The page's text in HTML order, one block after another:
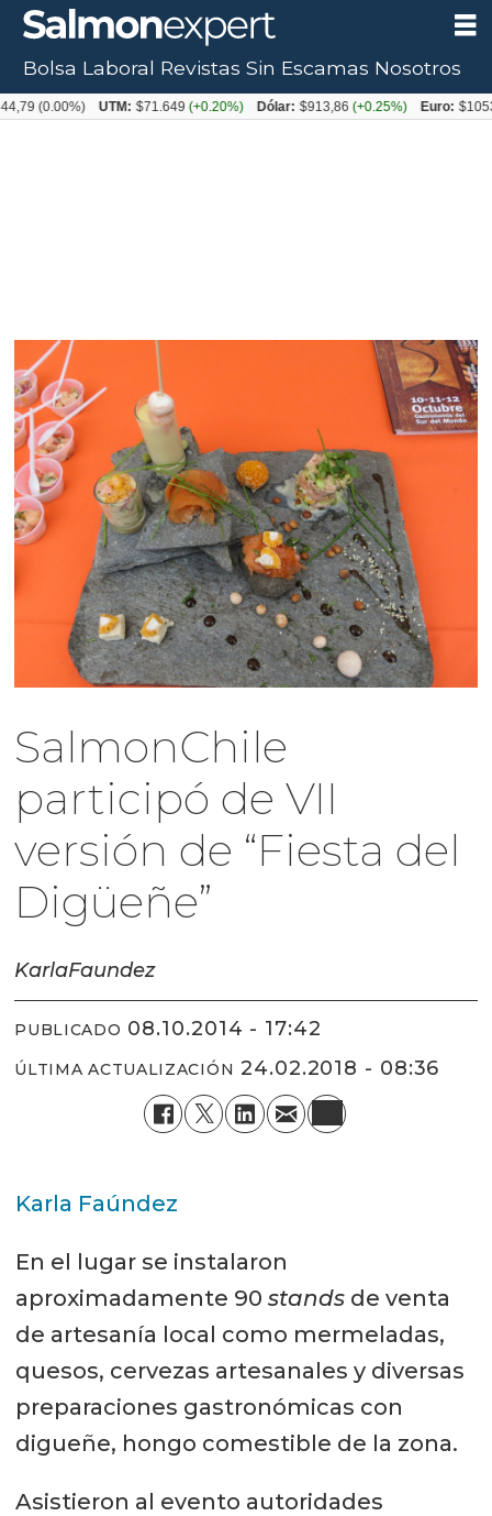
SalmonChile
participó de VII
versión de “Fiesta del
Digüeñe”
KarlaFaundez
PUBLICADO 08.10.2014 - 17:42
ÚLTIMA ACTUALIZACIÓN 24.02.2018 - 08:36
Karla Faúndez
En el lugar se instalaron
aproximadamente 90 standsde venta
de artesanía local como mermeladas,
quesos, cervezas artesanales y diversas
preparaciones gastronómicas con
digueñe, hongo comestible de la zona.
Asistieron al evento autoridades
Bolsa Laboral Revistas Sin Escamas Nosotros
UTM: $71.649(+0.20%) Dólar: $913,86(+0.25%) Euro: $1053,08 (-